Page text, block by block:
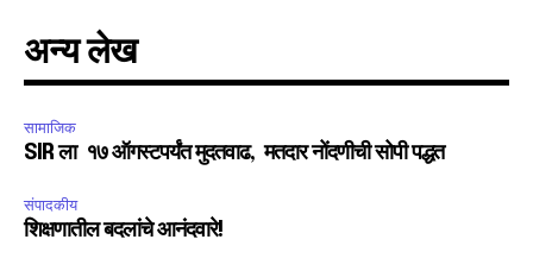
अन्य लेख
सामाजिक
SIR ला १७ ऑगस्टपर्यंत मुदतवाढ, मतदार नोंदणीची सोपी पद्धत
संपादकीय
शिक्षणातील बदलांचे आनंदवारे!